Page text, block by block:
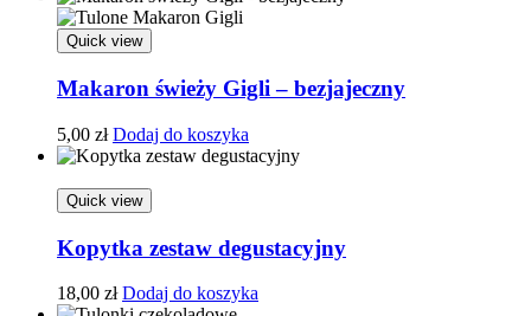
Quick view
Makaron świeży Gigli – bezjajeczny
5,00 zł Dodaj do koszyka
Quick view
Kopytka zestaw degustacyjny
18,00 zł Dodaj do koszyka